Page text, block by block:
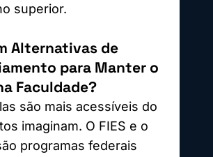
superior.
Alternativas de
para Manter o
Faculdade?
são mais acessíveis do
imaginam. O FIES e o
programas federais